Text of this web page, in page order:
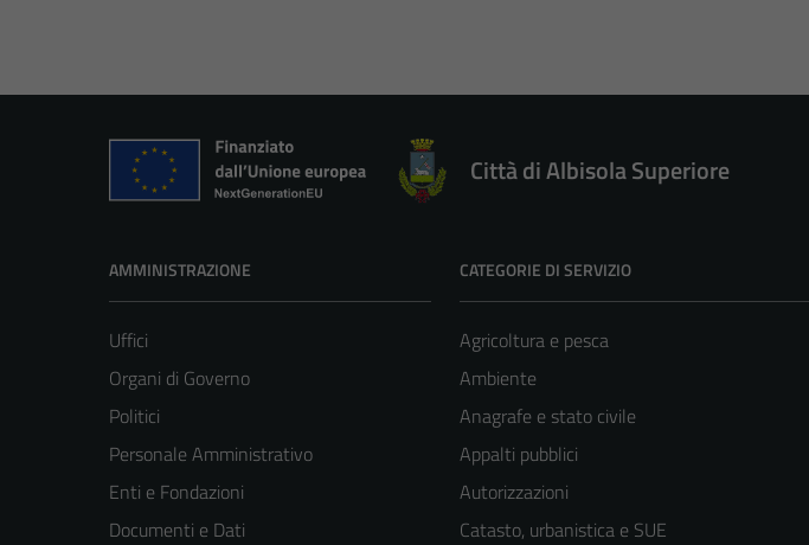
Città di Albisola Superiore
AMMINISTRAZIONE
Uffici
Organi di Governo
Politici
Personale Amministrativo
Enti e Fondazioni
Documenti e Dati
CATEGORIE DI SERVIZIO
Agricoltura e pesca
Ambiente
Anagrafe e stato civile
Appalti pubblici
Autorizzazioni
Catasto, urbanistica e SUE